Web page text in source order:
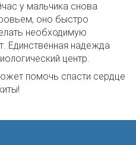
у мальчика снова
оно быстро
необходимую
Единственная надежда
центр.
помочь спасти сердце